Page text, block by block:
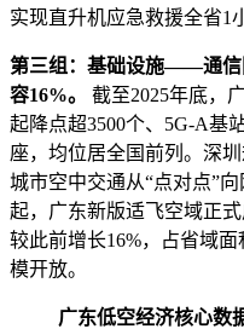
实现直升机应急救援全省1
第三组：基础设施——通信
容16%。
截至2025年底，
起降点超3500个、5G-A基
座，均位居全国前列。深
城市空中交通从“点对点”
起，广东新版适飞空域正式
较此前增长16%，占省域
模开放。
广东低空经济核心数